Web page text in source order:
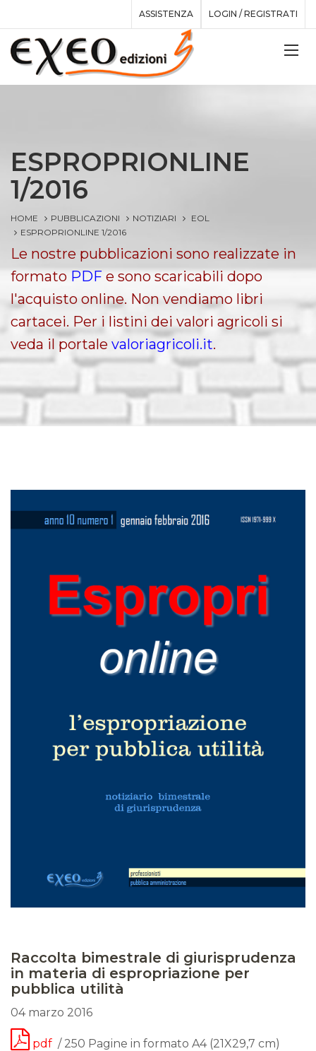
ASSISTENZA LOGIN / REGISTRATI
ESPROPRIONLINE
1/2016
HOME PUBBLICAZIONI NOTIZIARI
EOL
ESPROPRIONLINE 1/2016
Le nostre pubblicazioni sono realizzate in
formato PDF e sono scaricabili dopo
l'acquisto online. Non vendiamo libri
cartacei. Per i listini dei valori agricoli si
veda il portale valoriagricoli.it.
Raccolta bimestrale di giurisprudenza
in materia di espropriazione per
pubblica utilità
04 marzo 2016
pdf / 250 Pagine in formato A4 (21X29,7 cm)